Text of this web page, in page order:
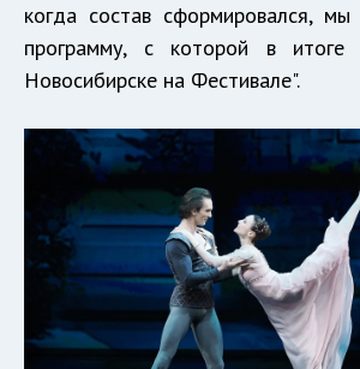
когда состав сформировался,
программу, с которой в
Новосибирске на Фестивале".